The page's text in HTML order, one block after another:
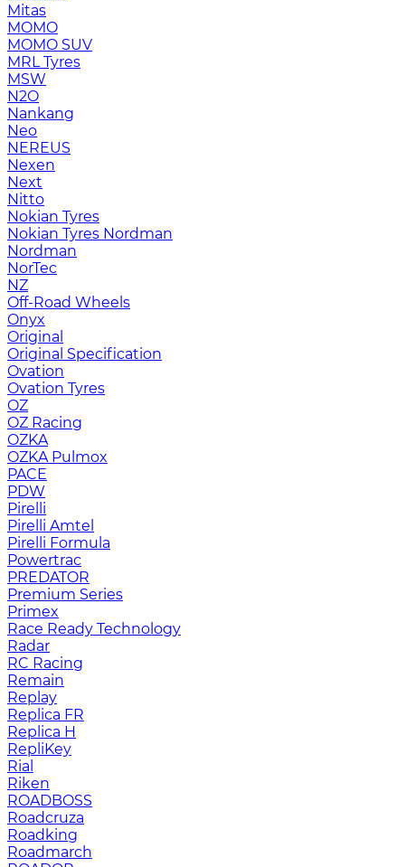
Mitas
MOMO
MOMO SUV
MRL Tyres
MSW
N2O
Nankang
Neo
NEREUS
Nexen
Next
Nitto
Nokian Tyres
Nokian Tyres Nordman
Nordman
NorTec
NZ
Off-Road Wheels
Onyx
Original
Original Specification
Ovation
Ovation Tyres
OZ
OZ Racing
OZKA
OZKA Pulmox
PACE
PDW
Pirelli
Pirelli Amtel
Pirelli Formula
Powertrac
PREDATOR
Premium Series
Primex
Race Ready Technology
Radar
RC Racing
Remain
Replay
Replica FR
Replica H
RepliKey
Rial
Riken
ROADBOSS
Roadcruza
Roadking
Roadmarch